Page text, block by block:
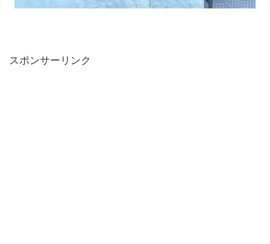
スポンサーリンク